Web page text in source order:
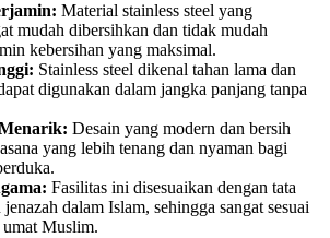
Material stainless steel yang
mudah dibersihkan dan tidak mudah
kebersihan yang maksimal.
Stainless steel dikenal tahan lama dan
digunakan dalam jangka panjang tanpa
Desain yang modern dan bersih
yang lebih tenang dan nyaman bagi
Fasilitas ini disesuaikan dengan tata
dalam Islam, sehingga sangat sesuai
Muslim.